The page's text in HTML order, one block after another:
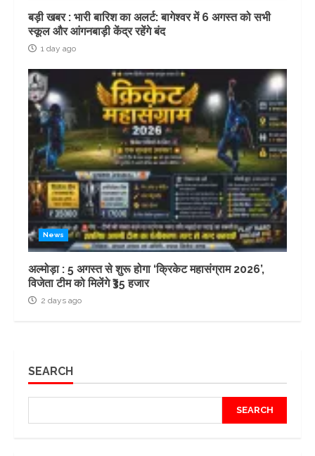
बड़ी खबर : भारी बारिश का अलर्ट: बागेश्वर में 6 अगस्त को सभी
स्कूल और आंगनबाड़ी केंद्र रहेंगे बंद
1 day ago
News
अल्मोड़ा : 5 अगस्त से शुरू होगा ‘क्रिकेट महासंग्राम 2026’,
विजेता टीम को मिलेंगे ₹35 हजार
2 days ago
SEARCH
SEARCH